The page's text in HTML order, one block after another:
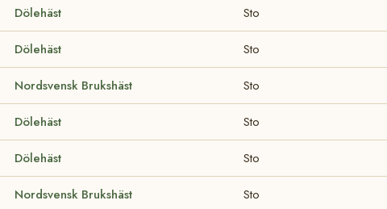
Dölehäst Sto
Dölehäst Sto
Nordsvensk Brukshäst Sto
Dölehäst Sto
Dölehäst Sto
Nordsvensk Brukshäst Sto